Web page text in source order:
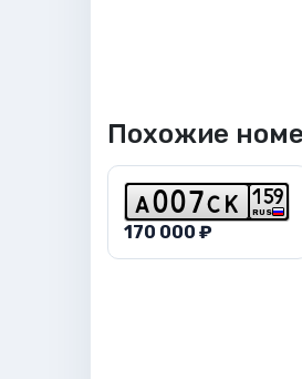
Похожие
a 00 7 c k RUS
1 59
170 000 ₽